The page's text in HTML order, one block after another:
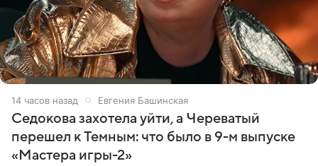
14 часов назад Евгения Башинская
Седокова захотела уйти, а Череватый
перешел к Темным: что было в 9-м выпуске
«Мастера игры-2»